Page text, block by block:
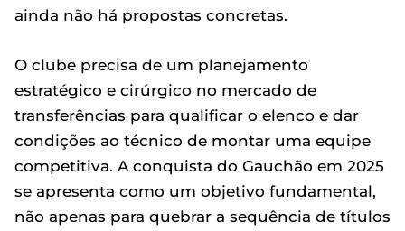
ainda não há propostas concretas.
O clube precisa de um planejamento
estratégico e cirúrgico no mercado de
transferências para qualificar o elenco e dar
condições ao técnico de montar uma equipe
competitiva. A conquista do Gauchão em 2025
se apresenta como um objetivo fundamental,
não apenas para quebrar a sequência de títulos